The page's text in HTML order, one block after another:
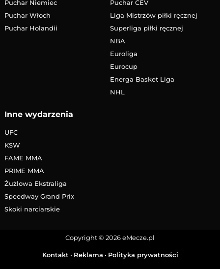
Puchar Niemiec
Puchar Włoch
Puchar Holandii
Puchar CEV
Liga Mistrzów piłki ręcznej
Superliga piłki ręcznej
NBA
Euroliga
Eurocup
Energa Basket Liga
NHL
Inne wydarzenia
UFC
KSW
FAME MMA
PRIME MMA
Żużlowa Ekstraliga
Speedway Grand Prix
Skoki narciarskie
Copyright © 2026 eMecze.pl
Kontakt • Reklama • Polityka prywatności